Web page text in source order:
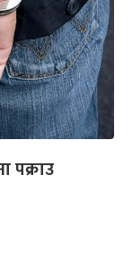
पक्राउ